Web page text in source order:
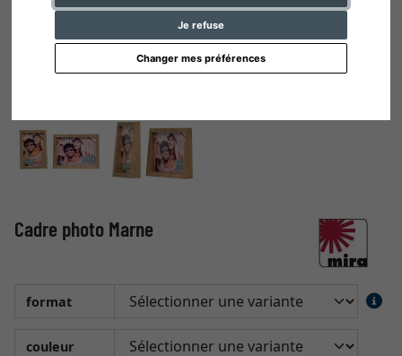
Je refuse
Changer mes préférences
Cadre photo Marne
format
couleur